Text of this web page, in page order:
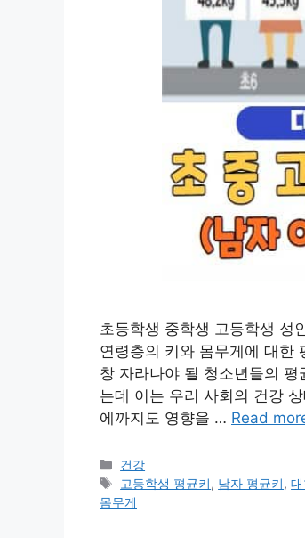
초등학생 중학생 고등학생 성
연령층의 키와 몸무게에 대한
창 자라나야 될 청소년들의
는데 이는 우리 사회의 건강
에까지도 영향을 … Read
카
테
고
건강
태
그
고등학생 평균키, 남자 평균키,
몸무게